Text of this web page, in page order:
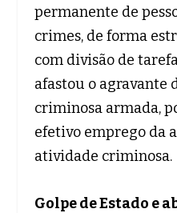
permanente de
crimes, de forma
com divisão de
afastou o agravante
criminosa armada,
efetivo emprego da
atividade criminosa.
Golpe de Estado e